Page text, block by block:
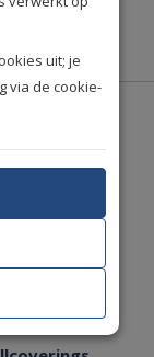
uit; je
via de cookie-